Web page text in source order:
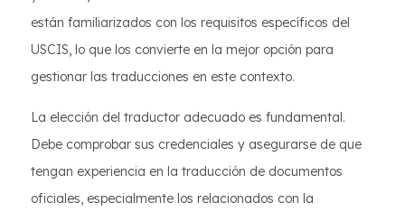
están familiarizados con los requisitos específicos del
USCIS, lo que los convierte en la mejor opción para
gestionar las traducciones en este contexto.
La elección del traductor adecuado es fundamental.
Debe comprobar sus credenciales y asegurarse de que
tengan experiencia en la traducción de documentos
oficiales, especialmente los relacionados con la